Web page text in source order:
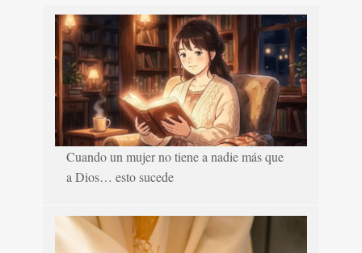
Cuando un mujer no tiene a nadie más que
a Dios… esto sucede